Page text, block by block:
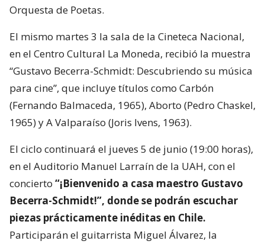
Orquesta de Poetas.
El mismo martes 3 la sala de la Cineteca Nacional,
en el Centro Cultural La Moneda, recibió la muestra
“Gustavo Becerra-Schmidt: Descubriendo su música
para cine”, que incluye títulos como Carbón
(Fernando Balmaceda, 1965), Aborto (Pedro Chaskel,
1965) y A Valparaíso (Joris Ivens, 1963).
El ciclo continuará el jueves 5 de junio (19:00 horas),
en el Auditorio Manuel Larraín de la UAH, con el
concierto “¡Bienvenido a casa maestro Gustavo
Becerra-Schmidt!”, donde se podrán escuchar
piezas prácticamente inéditas en Chile.
Participarán el guitarrista Miguel Álvarez, la